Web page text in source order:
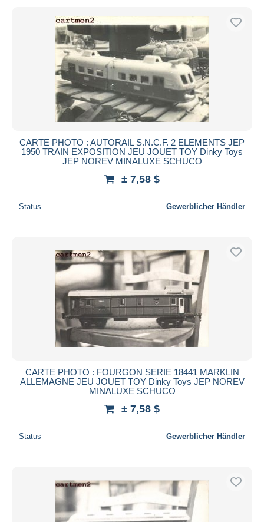
CARTE PHOTO : AUTORAIL S.N.C.F. 2 ELEMENTS JEP
1950 TRAIN EXPOSITION JEU JOUET TOY Dinky Toys
JEP NOREV MINALUXE SCHUCO
± 7,58 $
Status Gewerblicher Händler
CARTE PHOTO : FOURGON SERIE 18441 MARKLIN
ALLEMAGNE JEU JOUET TOY Dinky Toys JEP NOREV
MINALUXE SCHUCO
± 7,58 $
Status Gewerblicher Händler